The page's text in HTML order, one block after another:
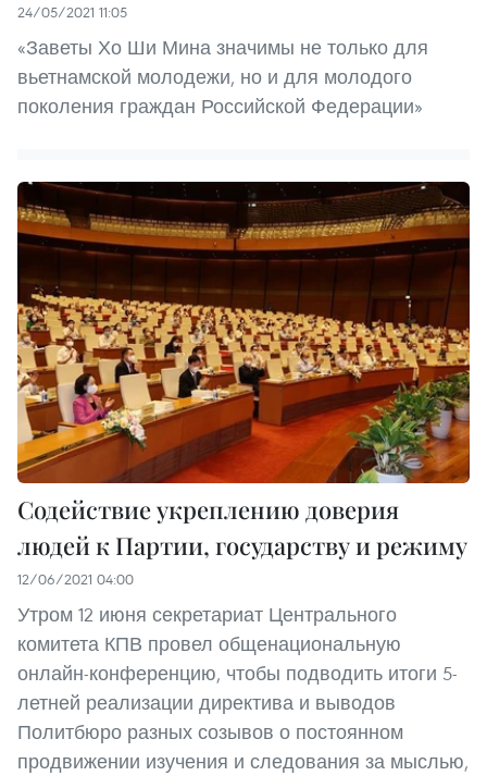
24/05/2021 11:05
«Заветы Хо Ши Мина значимы не только для
вьетнамской молодежи, но и для молодого
поколения граждан Российской Федерации»
Содействие укреплению доверия
людей к Партии, государству и режиму
12/06/2021 04:00
Утром 12 июня секретариат Центрального
комитета КПВ провел общенациональную
онлайн-конференцию, чтобы подводить итоги 5-
летней реализации директива и выводов
Политбюро разных созывов о постоянном
продвижении изучения и следования за мыслью,